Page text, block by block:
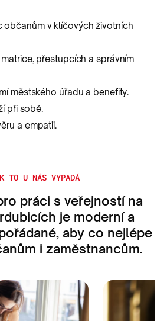
občanům v klíčových životních
přestupcích a správním
městského úřadu a benefity.
při sobě.
a empatii.
TO U NÁS VYPADÁ
práci s veřejností na
je moderní a
aby co nejlépe
i zaměstnancům.